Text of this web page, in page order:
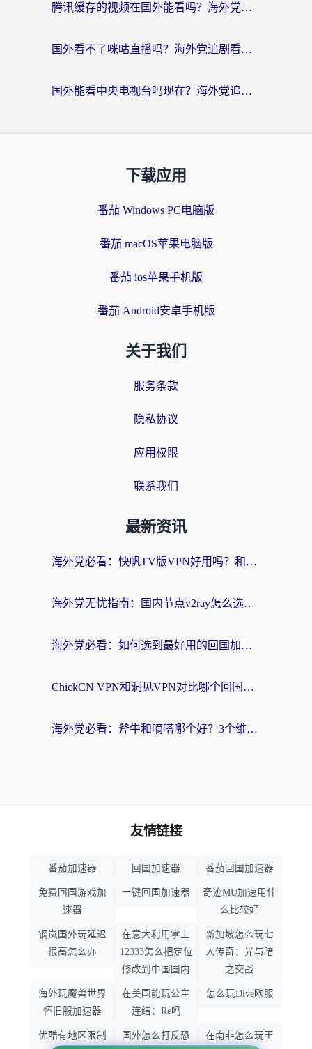
腾讯缓存的视频在国外能看吗？海外党追剧看片的终极解决方案
国外看不了咪咕直播吗？海外党追剧看片的加速器选择指南
国外能看中央电视台吗现在？海外党追剧看央视的实用指南
下载应用
番茄 Windows PC电脑版
番茄 macOS苹果电脑版
番茄 ios苹果手机版
番茄 Android安卓手机版
关于我们
服务条款
隐私协议
应用权限
联系我们
最新资讯
海外党必看：快帆TV版VPN好用吗？和快游VPN对比哪个回国效果更好？附实用避坑指南
海外党无忧指南：国内节点v2ray怎么选？一键回国VPN+多场景实测帮你避坑
海外党必看：如何选到最好用的回国加速器？从节点到售后的全维度指南
ChickCN VPN和洞见VPN对比哪个回国效果更好？海外党亲测3款加速器+避坑指南
海外党必看：斧牛和嘀嗒哪个好？3个维度教你选对回国加速器
友情链接
番茄加速器 回国加速器 番茄回国加速器
免费回国游戏加
速器
一键回国加速器
奇迹MU加速用什
么比较好
钢岚国外玩延迟
很高怎么办
在意大利用掌上
12333怎么把定位
修改到中国国内
新加坡怎么玩七
人传奇：光与暗
之交战
海外玩魔兽世界
怀旧服加速器
在美国能玩公主
连结：Re吗
怎么玩Dive欧服
优酷有地区限制
国外怎么打反恐
在南非怎么玩王